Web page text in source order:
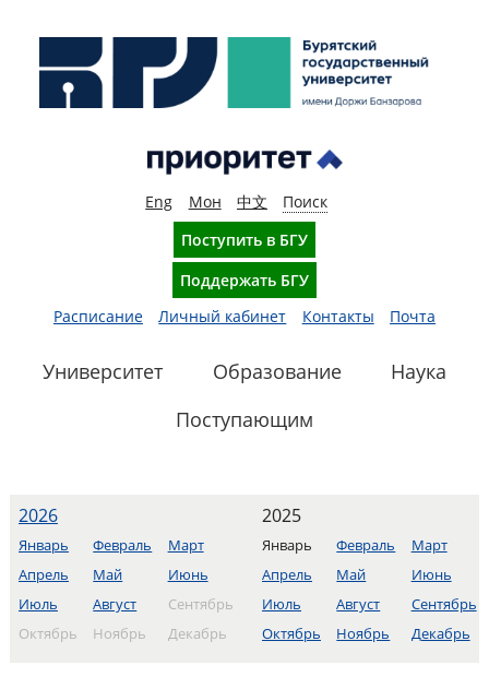
Eng Мон 中文
Поиск
Поступить в БГУ
Поддержать БГУ
Расписание
Личный кабинет Контакты Почта
Университет Образование
Наука
Поступающим
2026
Январь Февраль
Март
Апрель
Май
Июнь
Июль
Август
Сентябрь
Октябрь
Ноябрь Декабрь
2025
Январь Февраль
Март
Апрель
Май
Июнь
Июль
Август
Сентябрь
Октябрь
Ноябрь Декабрь